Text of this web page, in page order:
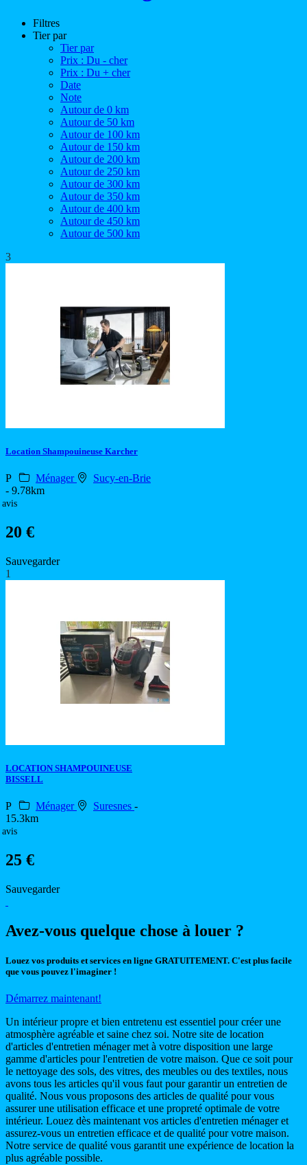
Filtres
Tier par
Tier par
Prix : Du - cher
Prix : Du + cher
Date
Note
Autour de 0 km
Autour de 50 km
Autour de 100 km
Autour de 150 km
Autour de 200 km
Autour de 250 km
Autour de 300 km
Autour de 350 km
Autour de 400 km
Autour de 450 km
Autour de 500 km
3
Location Shampouineuse Karcher
P Ménager
Sucy-en-Brie
- 9.78km
avis
20 €
Sauvegarder
1
LOCATION SHAMPOUINEUSE
BISSELL
P Ménager Suresnes -
15.3km
avis
25 €
Sauvegarder
Avez-vous quelque chose à louer ?
Louez vos produits et services en ligne GRATUITEMENT. C'est plus facile
que vous pouvez l'imaginer !
Démarrez maintenant!
Un intérieur propre et bien entretenu est essentiel pour créer une
atmosphère agréable et saine chez soi. Notre site de location
d'articles d'entretien ménager met à votre disposition une large
gamme d'articles pour l'entretien de votre maison. Que ce soit pour
le nettoyage des sols, des vitres, des meubles ou des textiles, nous
avons tous les articles qu'il vous faut pour garantir un entretien de
qualité. Nous vous proposons des articles de qualité pour vous
assurer une utilisation efficace et une propreté optimale de votre
intérieur. Louez dès maintenant vos articles d'entretien ménager et
assurez-vous un entretien efficace et de qualité pour votre maison.
Notre service de qualité vous garantit une expérience de location la
plus agréable possible.